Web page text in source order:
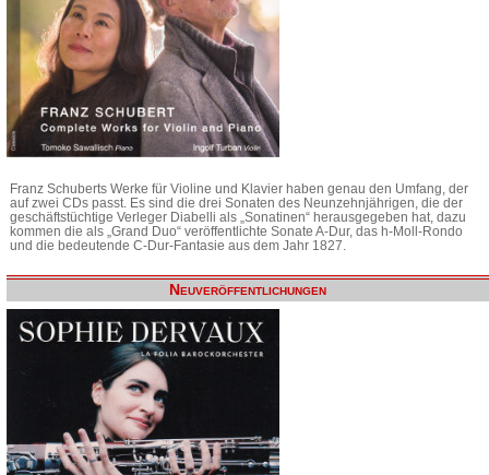
Franz Schuberts Werke für Violine und Klavier haben genau den Umfang, der
auf zwei CDs passt. Es sind die drei Sonaten des Neunzehnjährigen, die der
geschäftstüchtige Verleger Diabelli als „Sonatinen“ herausgegeben hat, dazu
kommen die als „Grand Duo“ veröffentlichte Sonate A-Dur, das h-Moll-Rondo
und die bedeutende C-Dur-Fantasie aus dem Jahr 1827.
Neuveröffentlichungen